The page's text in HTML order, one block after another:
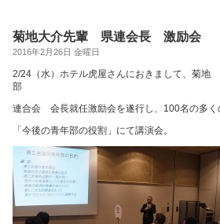
菊地大介先輩 県連会長 激励会
2016年2月26日 金曜日
2/24（水）ホテル虎屋さんにおきまして、菊
部
連合会 会長就任激励会を遂行し、100名の多く
「今後の青年部の役割」にて講演会。